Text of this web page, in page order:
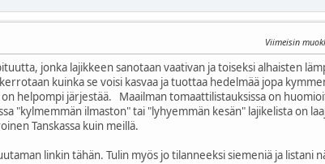
Viimeisin
jonka lajikkeen sanotaan vaativan ja toiseksi alhaisten
kuinka se voisi kasvaa ja tuottaa hedelmää jopa
helpompi järjestää. Maailman tomaattilistauksissa on
"kylmemmän ilmaston" tai "lyhyemmän kesän" lajikelista on
Tanskassa kuin meillä.
linkin tähän. Tulin myös jo tilanneeksi siemeniä ja listani